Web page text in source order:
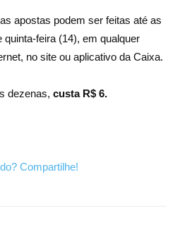
apostas podem ser feitas até as
quinta-feira (14), em qualquer
no site ou aplicativo da Caixa.
dezenas, custa R$ 6.
Compartilhe!